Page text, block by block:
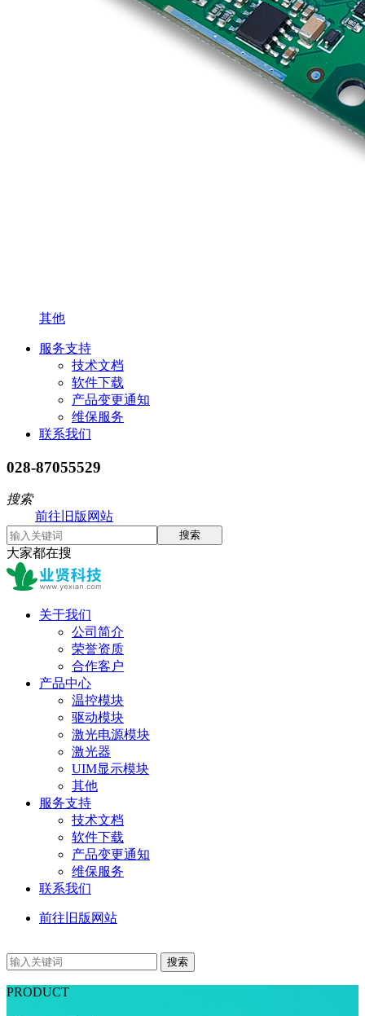
其他
服务支持
技术文档
软件下载
产品变更通知
维保服务
联系我们
028-87055529
搜索
前往旧版网站
搜索
大家都在搜
关于我们
公司简介
荣誉资质
合作客户
产品中心
温控模块
驱动模块
激光电源模块
激光器
UIM显示模块
其他
服务支持
技术文档
软件下载
产品变更通知
维保服务
联系我们
前往旧版网站
搜索
PRODUCT